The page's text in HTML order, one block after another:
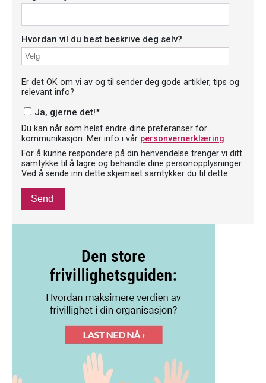
Hvordan vil du best beskrive deg selv?
Er det OK om vi av og til sender deg gode artikler, tips og
relevant info?
Ja, gjerne det!*
Du kan når som helst endre dine preferanser for
kommunikasjon. Mer info i vår personvernerklæring.
For å kunne respondere på din henvendelse trenger vi ditt
samtykke til å lagre og behandle dine personopplysninger.
Ved å sende inn dette skjemaet samtykker du til dette.